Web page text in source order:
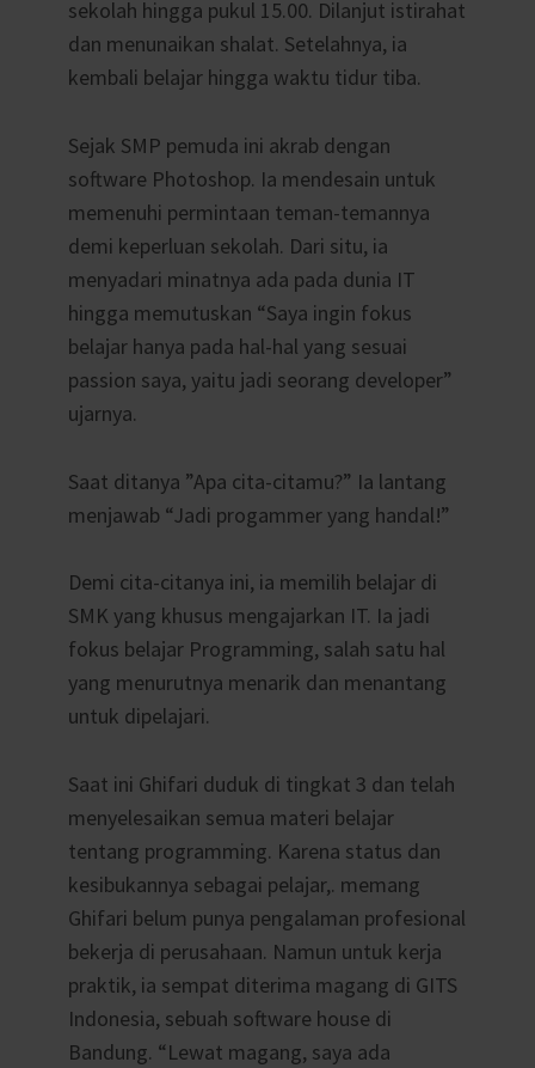
sekolah hingga pukul 15.00. Dilanjut istirahat
dan menunaikan shalat. Setelahnya, ia
kembali belajar hingga waktu tidur tiba.
Sejak SMP pemuda ini akrab dengan
software Photoshop. Ia mendesain untuk
memenuhi permintaan teman-temannya
demi keperluan sekolah. Dari situ, ia
menyadari minatnya ada pada dunia IT
hingga memutuskan “Saya ingin fokus
belajar hanya pada hal-hal yang sesuai
passion saya, yaitu jadi seorang developer”
ujarnya.
Saat ditanya ”Apa cita-citamu?” Ia lantang
menjawab “Jadi progammer yang handal!”
Demi cita-citanya ini, ia memilih belajar di
SMK yang khusus mengajarkan IT. Ia jadi
fokus belajar Programming, salah satu hal
yang menurutnya menarik dan menantang
untuk dipelajari.
Saat ini Ghifari duduk di tingkat 3 dan telah
menyelesaikan semua materi belajar
tentang programming. Karena status dan
kesibukannya sebagai pelajar,. memang
Ghifari belum punya pengalaman profesional
bekerja di perusahaan. Namun untuk kerja
praktik, ia sempat diterima magang di GITS
Indonesia, sebuah software house di
Bandung. “Lewat magang, saya ada